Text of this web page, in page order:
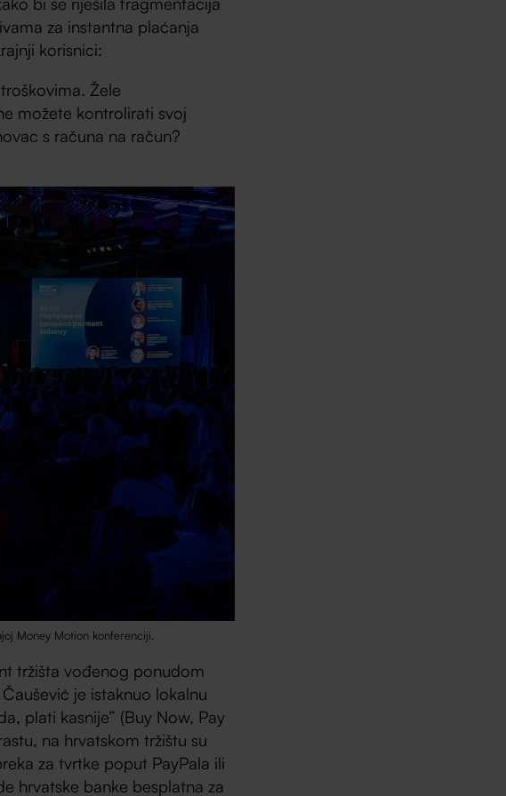
za instantna plaćanja
korisnici:
Žele
možete kontrolirati svoj
s računa na račun?
Money Motion konferenciji.
tržišta vođenog ponudom
je istaknuo lokalnu
plati kasnije” (Buy Now, Pay
na hrvatskom tržištu su
za tvrtke poput PayPala ili
hrvatske banke besplatna za